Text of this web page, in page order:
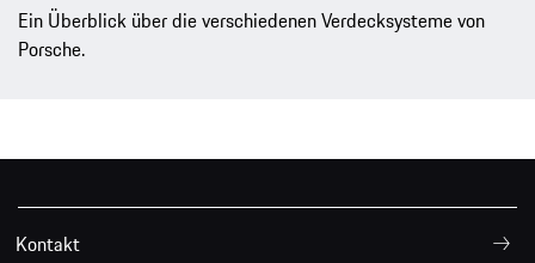
Ein Überblick über die verschiedenen Verdecksysteme von
Porsche.
Kontakt